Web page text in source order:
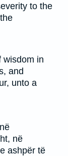
to the
wisdom in
and
unto a
në
ashpër të